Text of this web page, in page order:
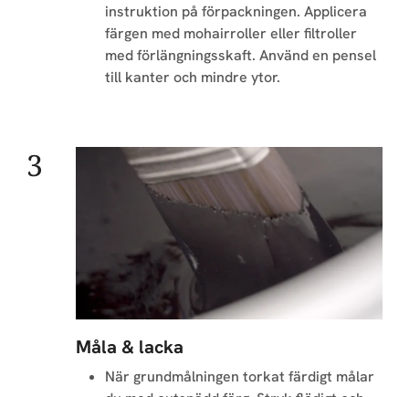
instruktion på förpackningen. Applicera
färgen med mohairroller eller filtroller
med förlängningsskaft. Använd en pensel
till kanter och mindre ytor.
Måla & lacka
När grundmålningen torkat färdigt målar